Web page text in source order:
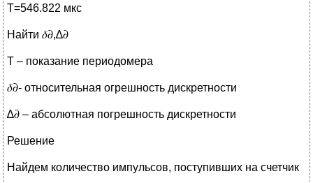
Т=546.822 мкс
Найти 𝛿𝜕,∆𝜕
T – показание периодомера
𝛿𝜕- относительная огрешность дискретности
∆𝜕 – абсолютная погрешность дискретности
Решение
Найдем количество импульсов, поступивших на счетчик